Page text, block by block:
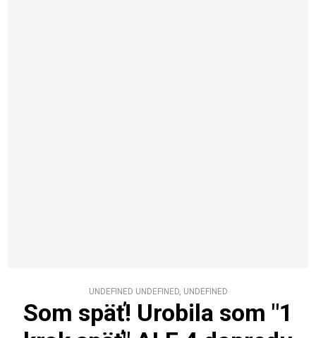
UNDEFINED UNDEFINED, UNDEFINED
Som späť! Urobila som "1